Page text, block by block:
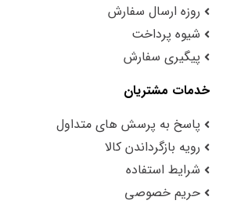
روزه ارسال سفارش
شیوه پرداخت
پیگیری سفارش
خدمات مشتریان
پاسخ به پرسش های متداول
رویه بازگرداندن کالا
شرایط استفاده
حریم خصوصی